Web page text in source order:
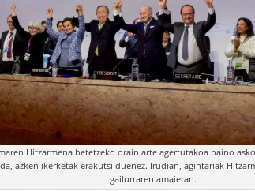
Hitzarmena betetzeko orain arte agertutakoa baino
azken ikerketak erakutsi duenez. Irudian, agintariak
gailurraren amaieran.